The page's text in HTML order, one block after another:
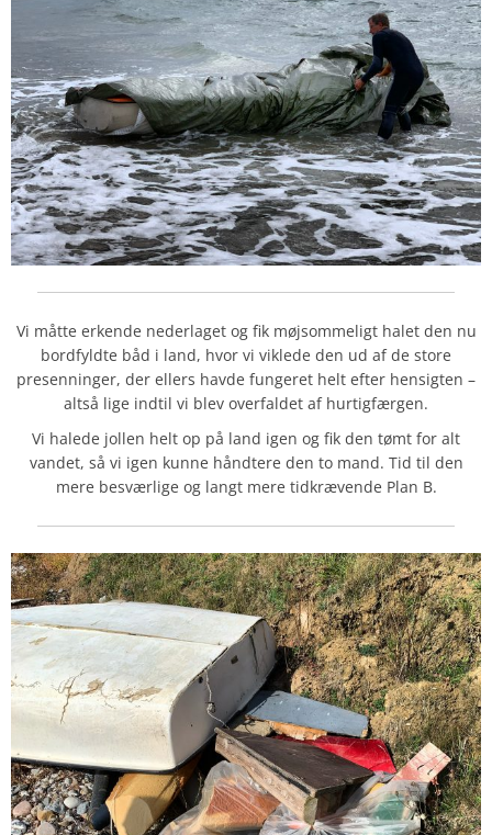
Vi måtte erkende nederlaget og fik møjsommeligt halet den nu
bordfyldte båd i land, hvor vi viklede den ud af de store
presenninger, der ellers havde fungeret helt efter hensigten –
altså lige indtil vi blev overfaldet af hurtigfærgen.
Vi halede jollen helt op på land igen og fik den tømt for alt
vandet, så vi igen kunne håndtere den to mand. Tid til den
mere besværlige og langt mere tidkrævende Plan B.